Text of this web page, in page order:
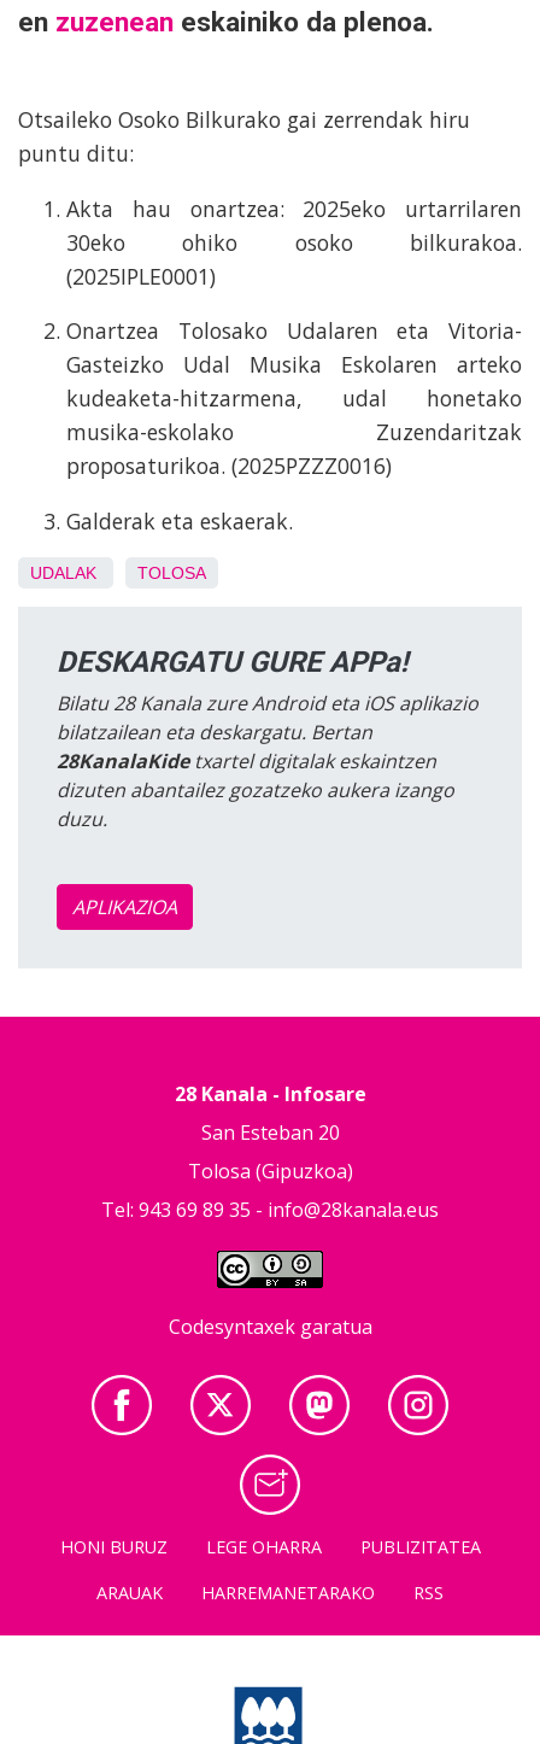
en zuzenean eskainiko da plenoa.
Otsaileko Osoko Bilkurako gai zerrendak hiru
puntu ditu:
Akta hau onartzea: 2025eko urtarrilaren
30eko ohiko osoko bilkurakoa.
(2025IPLE0001)
Onartzea Tolosako Udalaren eta Vitoria-
Gasteizko Udal Musika Eskolaren arteko
kudeaketa-hitzarmena, udal honetako
musika-eskolako Zuzendaritzak
proposaturikoa. (2025PZZZ0016)
Galderak eta eskaerak.
UDALAK TOLOSA
DESKARGATU GURE APPa!
Bilatu 28 Kanala zure Android eta iOS aplikazio
bilatzailean eta deskargatu. Bertan
28KanalaKidetxartel digitalak eskaintzen
dizuten abantailez gozatzeko aukera izango
duzu.
APLIKAZIOA
28 Kanala - Infosare
San Esteban 20
Tolosa (Gipuzkoa)
Tel: 943 69 89 35 - info@28kanala.eus
Codesyntaxek garatua
HONI BURUZ LEGE OHARRA
PUBLIZITATEA
ARAUAK
HARREMANETARAKO RSS